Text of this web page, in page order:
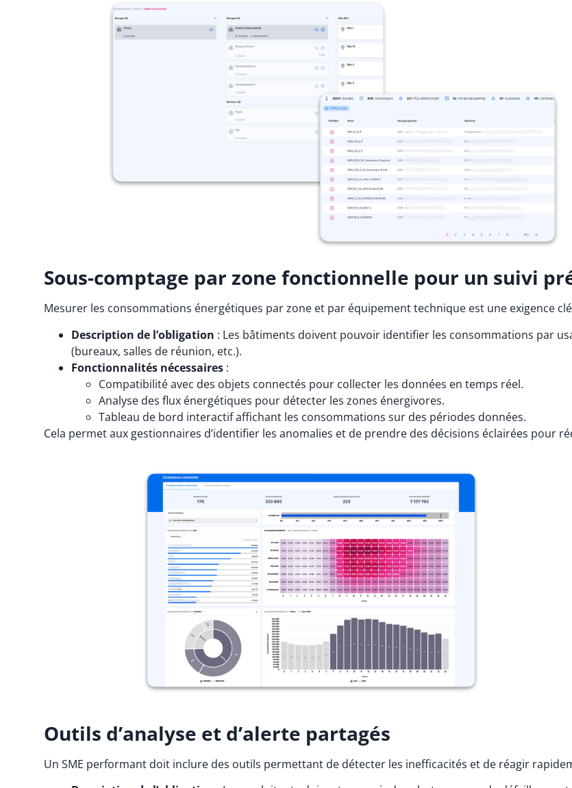
Sous-comptage par zone fonctionnelle pour un suivi
Mesurer les consommations énergétiques par zone et par équipement technique est une exigence
Description de l’obligation : Les bâtiments doivent pouvoir identifier les consommations par
(bureaux, salles de réunion, etc.).
Fonctionnalités nécessaires:
Compatibilité avec des objets connectés pour collecter les données en temps réel.
Analyse des flux énergétiques pour détecter les zones énergivores.
Tableau de bord interactif affichant les consommations sur des périodes données.
Cela permet aux gestionnaires d’identifier les anomalies et de prendre des décisions éclairées pour
Outils d’analyse et d’alerte partagés
Un SME performant doit inclure des outils permettant de détecter les inefficacités et de réagir